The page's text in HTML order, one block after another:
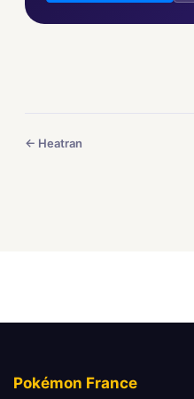
← Heatran
Pokémon France